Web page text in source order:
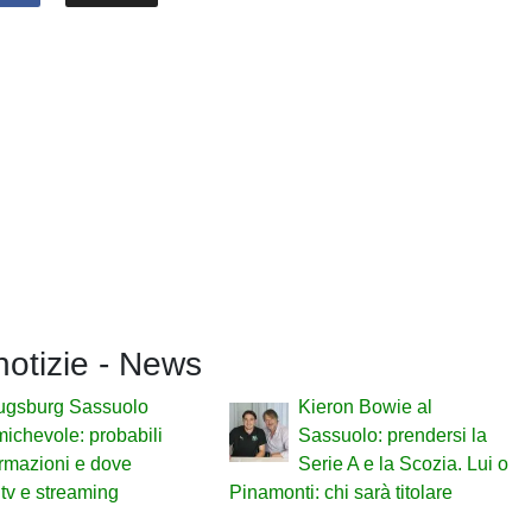
- News
Sassuolo
probabili
e dove
e streaming
Kieron Bowie al
Sassuolo: prendersi la
Serie A e la Scozia. Lui o
Pinamonti: chi sarà titolare